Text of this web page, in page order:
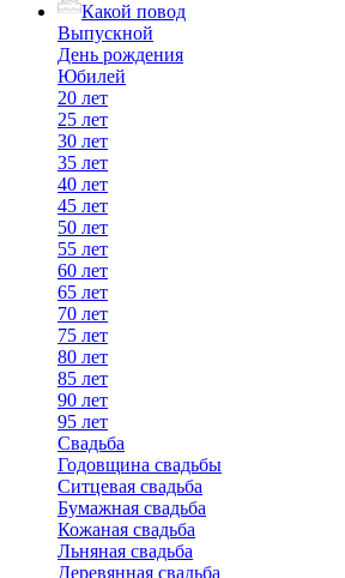
Какой повод
Выпускной
День рождения
Юбилей
20 лет
25 лет
30 лет
35 лет
40 лет
45 лет
50 лет
55 лет
60 лет
65 лет
70 лет
75 лет
80 лет
85 лет
90 лет
95 лет
Свадьба
Годовщина свадьбы
Ситцевая свадьба
Бумажная свадьба
Кожаная свадьба
Льняная свадьба
Деревянная свадьба